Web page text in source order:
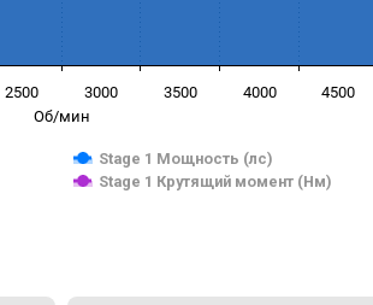
Об/мин
Stage 1 Мощность (лс)
Stage 1 Крутящий момент (Нм)
2500 3000 3500 4000 4500